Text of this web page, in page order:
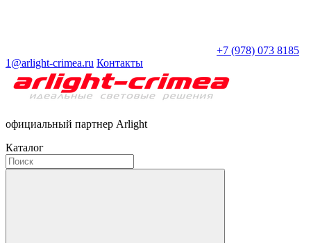
+7 (978) 073 8185
1@arlight-crimea.ru Контакты
официальный партнер Arlight
Каталог